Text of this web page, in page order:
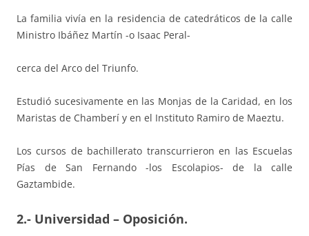
La familia vivía en la residencia de catedráticos de la calle
Ministro Ibáñez Martín -o Isaac Peral-
cerca del Arco del Triunfo.
Estudió sucesivamente en las Monjas de la Caridad, en los
Maristas de Chamberí y en el Instituto Ramiro de Maeztu.
Los cursos de bachillerato transcurrieron en las Escuelas
Pías de San Fernando -los Escolapios- de la calle
Gaztambide.
2.- Universidad – Oposición.